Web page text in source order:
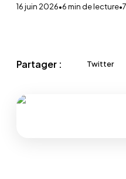
16 juin 2026•6min de lecture•
Partager : Twitter